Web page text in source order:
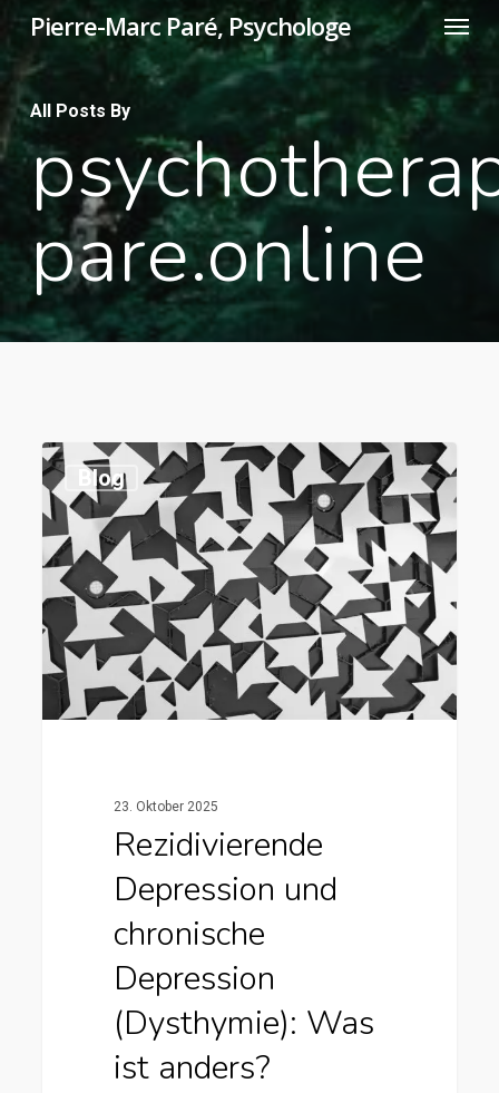
Skip
to
main
content
Pierre-Marc Paré, Psychologe
All Posts By
pare.online
Blog
23. Oktober 2025
Rezidivierende
Depression und
chronische
Depression
(Dysthymie): Was
ist anders?
0